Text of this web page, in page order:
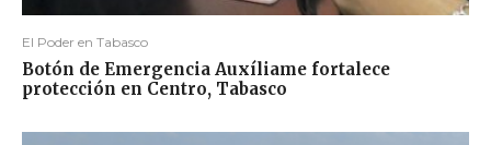
El Poder en Tabasco
Botón de Emergencia Auxíliame fortalece
protección en Centro, Tabasco